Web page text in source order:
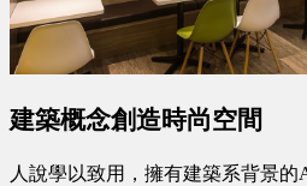
建築概念創造時尚空間
人說學以致用，擁有建築系背景